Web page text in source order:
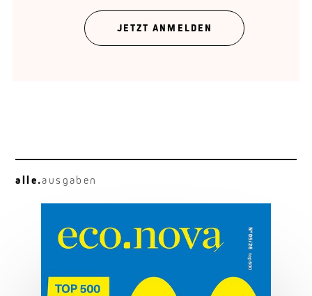
Unternehmen brauchen Raum.
Neugier vor Genialität
JETZT ANMELDEN
alle.ausgaben